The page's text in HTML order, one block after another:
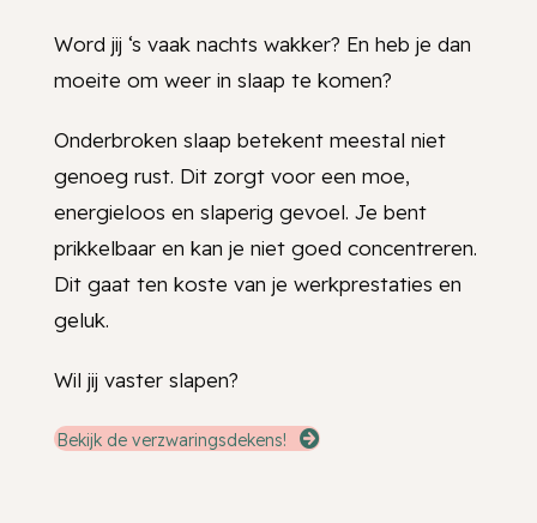
Word jij ‘s vaak nachts wakker? En heb je dan
moeite om weer in slaap te komen?
Onderbroken slaap betekent meestal niet
genoeg rust. Dit zorgt voor een moe,
energieloos en slaperig gevoel. Je bent
prikkelbaar en kan je niet goed concentreren.
Dit gaat ten koste van je werkprestaties en
geluk.
Wil jij vaster slapen?
Bekijk de verzwaringsdekens!